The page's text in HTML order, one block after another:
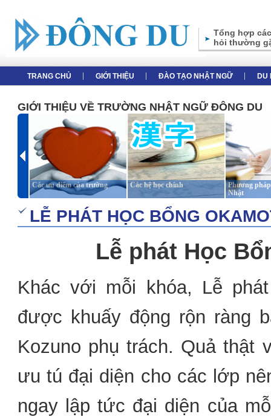
Tổng hợp
hỏi thường
TRANG CHỦ GIỚI THIỆU ĐÀO TẠO NHẬT NGỮ DU
GIỚI THIỆU VỀ TRƯỜNG NHẬT NGỮ ĐÔNG DU
Các ưu điểm của trường Các hệ học chính
Phương
Nhật
LỄ PHÁT HỌC BỔNG
Lễ phát Học B
Khác với mỗi khóa, Lễ
được khuấy động rộn ràng
Kozuno phụ trách. Quả thật
ưu tú đại diện cho các lớp
ngay lập tức đại diện của